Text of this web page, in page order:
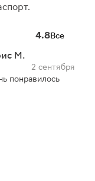
4.8Все
М.
2 сентября
понравилось